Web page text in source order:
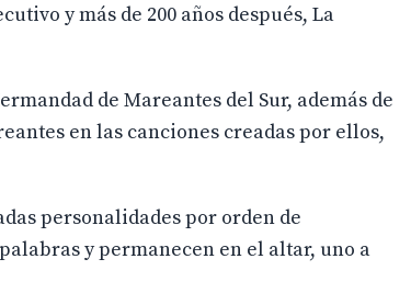
y más de 200 años después, La
de Mareantes del Sur, además de
en las canciones creadas por ellos,
personalidades por orden de
y permanecen en el altar, uno a